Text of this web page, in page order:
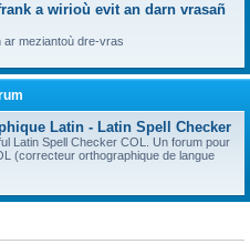
a wirioù evit an darn vrasañ
ar meziantoù dre-vras
Latin - Latin Spell Checker
Latin Spell Checker COL. Un forum pour
(correcteur orthographique de langue